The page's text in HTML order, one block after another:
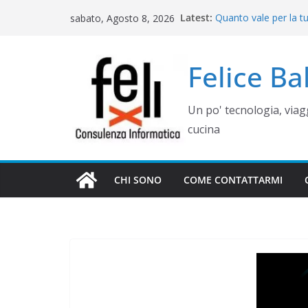
sabato, Agosto 8, 2026 Latest: Quanto vale per la
Rimettere in
Campania
Controllo operativo
gestionale su
Felice
Un po' tecnologia,
cucina
CHI SONO COME CONTATTARMI
COME